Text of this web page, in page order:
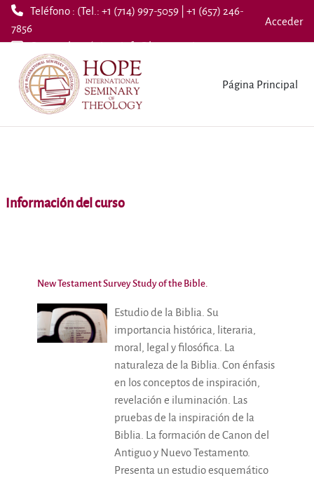
Teléfono : (Tel.: +1 (714) 997-5059 | +1 (657) 246-
7856
Correo electrónico :info@hopeseminary.org
Acceder
Página Principal
Información del curso
New Testament Survey Study of the Bible.
Estudio de la Biblia. Su
importancia histórica, literaria,
moral, legal y filosófica. La
naturaleza de la Biblia. Con énfasis
en los conceptos de inspiración,
revelación e iluminación. Las
pruebas de la inspiración de la
Biblia. La formación de Canon del
Antiguo y Nuevo Testamento.
Presenta un estudio esquemático